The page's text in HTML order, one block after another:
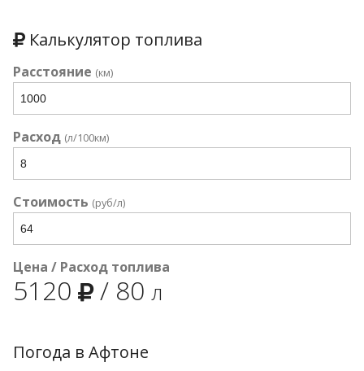
Калькулятор топлива
Расстояние (км)
Расход (л/100км)
Стоимость (руб/л)
Цена / Расход топлива
5120 / 80 л
Погода в Афтоне